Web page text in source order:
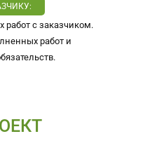
с заказчиком.
работ и